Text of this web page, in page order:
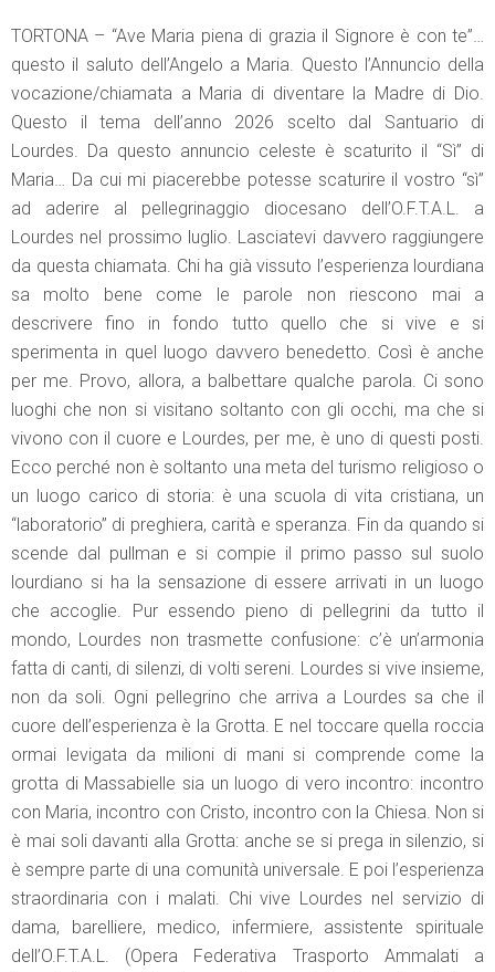
TORTONA – “Ave Maria piena di grazia il Signore è con te”…
questo il saluto dell’Angelo a Maria. Questo l’Annuncio della
vocazione/chiamata a Maria di diventare la Madre di Dio.
Questo il tema dell’anno 2026 scelto dal Santuario di
Lourdes. Da questo annuncio celeste è scaturito il “Sì” di
Maria… Da cui mi piacerebbe potesse scaturire il vostro “sì”
ad aderire al pellegrinaggio diocesano dell’O.F.T.A.L. a
Lourdes nel prossimo luglio. Lasciatevi davvero raggiungere
da questa chiamata. Chi ha già vissuto l’esperienza lourdiana
sa molto bene come le parole non riescono mai a
descrivere fino in fondo tutto quello che si vive e si
sperimenta in quel luogo davvero benedetto. Così è anche
per me. Provo, allora, a balbettare qualche parola. Ci sono
luoghi che non si visitano soltanto con gli occhi, ma che si
vivono con il cuore e Lourdes, per me, è uno di questi posti.
Ecco perché non è soltanto una meta del turismo religioso o
un luogo carico di storia: è una scuola di vita cristiana, un
“laboratorio” di preghiera, carità e speranza. Fin da quando si
scende dal pullman e si compie il primo passo sul suolo
lourdiano si ha la sensazione di essere arrivati in un luogo
che accoglie. Pur essendo pieno di pellegrini da tutto il
mondo, Lourdes non trasmette confusione: c’è un’armonia
fatta di canti, di silenzi, di volti sereni. Lourdes si vive insieme,
non da soli. Ogni pellegrino che arriva a Lourdes sa che il
cuore dell’esperienza è la Grotta. E nel toccare quella roccia
ormai levigata da milioni di mani si comprende come la
grotta di Massabielle sia un luogo di vero incontro: incontro
con Maria, incontro con Cristo, incontro con la Chiesa. Non si
è mai soli davanti alla Grotta: anche se si prega in silenzio, si
è sempre parte di una comunità universale. E poi l’esperienza
straordinaria con i malati. Chi vive Lourdes nel servizio di
dama, barelliere, medico, infermiere, assistente spirituale
dell’O.F.T.A.L. (Opera Federativa Trasporto Ammalati a